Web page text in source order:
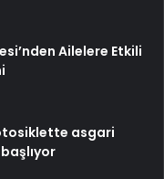
Ailelere Etkili
asgari